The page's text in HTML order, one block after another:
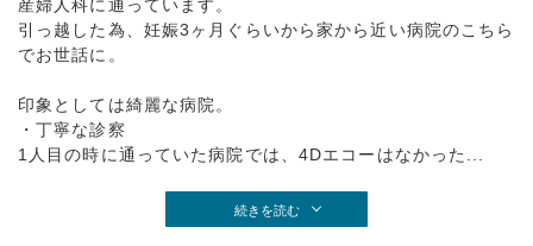
産婦人科に通っています。
引っ越した為、妊娠3ヶ月ぐらいから家から近い病院のこちら
でお世話に。
印象としては綺麗な病院。
・丁寧な診察
1人目の時に通っていた病院では、4Dエコーはなかった...
続きを読む